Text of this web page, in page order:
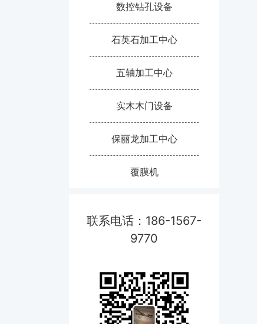
数控钻孔设备
石英石加工中心
五轴加工中心
实木木门设备
保丽龙加工中心
覆膜机
联系电话：186-1567-
9770